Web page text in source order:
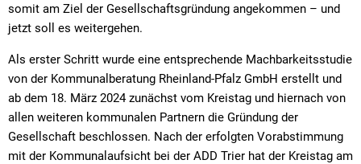
somit am Ziel der Gesellschaftsgründung angekommen – und
jetzt soll es weitergehen.
Als erster Schritt wurde eine entsprechende Machbarkeitsstudie
von der Kommunalberatung Rheinland-Pfalz GmbH erstellt und
ab dem 18. März 2024 zunächst vom Kreistag und hiernach von
allen weiteren kommunalen Partnern die Gründung der
Gesellschaft beschlossen. Nach der erfolgten Vorabstimmung
mit der Kommunalaufsicht bei der ADD Trier hat der Kreistag am